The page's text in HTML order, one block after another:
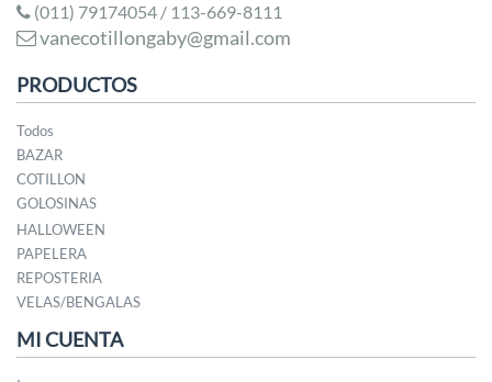
(011) 79174054 / 113-669-8111
vanecotillongaby@gmail.com
PRODUCTOS
Todos
BAZAR
COTILLON
GOLOSINAS
HALLOWEEN
PAPELERA
REPOSTERIA
VELAS/BENGALAS
MI CUENTA